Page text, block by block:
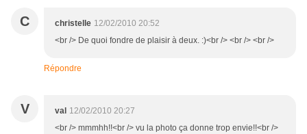
C christelle 12/02/2010 20:52
<br /> De quoi fondre de plaisir à deux. :)<br /> <br /> <br />
Répondre
V val 12/02/2010 20:27
<br /> mmmhh!!<br /> vu la photo ça donne trop envie!!<br />